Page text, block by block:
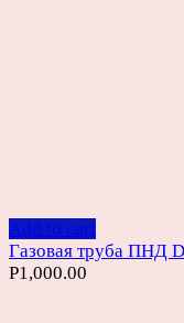
Add to cart
Газовая труба ПНД
Р1,000.00